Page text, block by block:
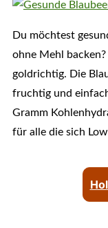
Du möchtest
ohne Mehl
goldrichtig. Die
fruchtig und
Gramm
für alle die sich